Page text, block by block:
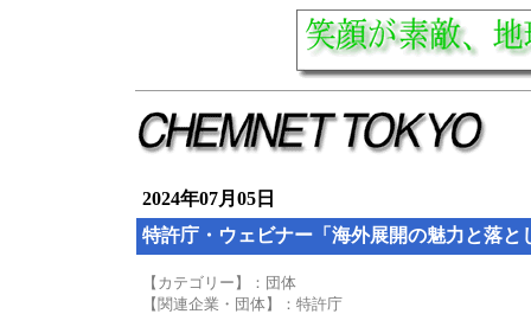
2024年07月05日
特許庁・ウェビナー「海外展開の魅力と落と
【カテゴリー】：団体
【関連企業・団体】：特許庁